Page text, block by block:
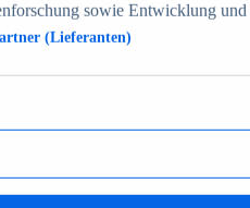
70+
sowie Entwicklung
(Lieferanten)